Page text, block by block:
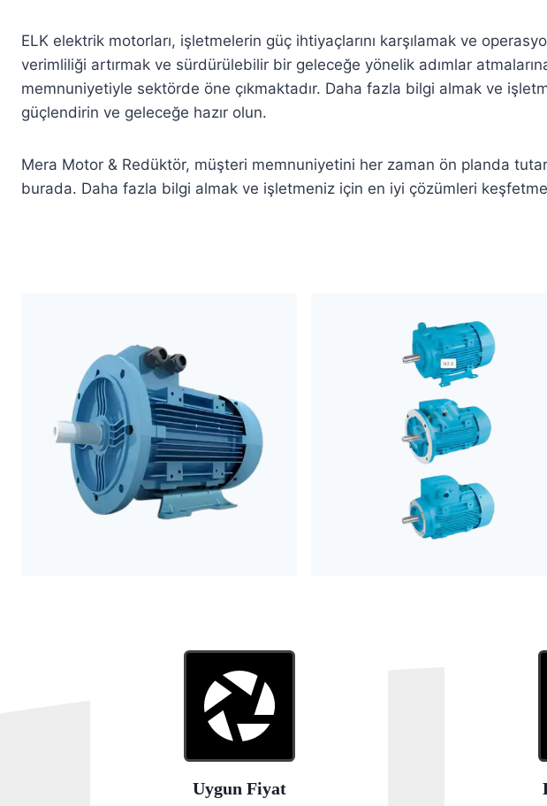
ELK elektrik motorları, işletmelerin güç ihtiyaçlarını karşılamak ve
verimliliği artırmak ve sürdürülebilir bir geleceğe yönelik adımlar
memnuniyetiyle sektörde öne çıkmaktadır. Daha fazla bilgi almak ve
güçlendirin ve geleceğe hazır olun.
Mera Motor & Redüktör, müşteri memnuniyetini her zaman ön planda
burada. Daha fazla bilgi almak ve işletmeniz için en iyi çözümleri
Uygun Fiyat